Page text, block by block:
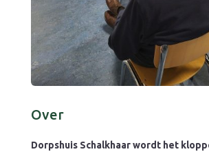
Over
Dorpshuis Schalkhaar wordt het